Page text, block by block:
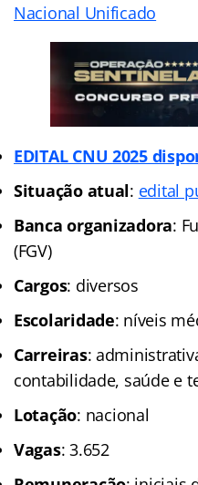
Nacional Unificado
EDITAL CNU 2025
Situação atual: edital
Banca organizadora:
(FGV)
Cargos: diversos
Escolaridade: níveis
Carreiras:
contabilidade, saúde e
Lotação: nacional
Vagas: 3.652